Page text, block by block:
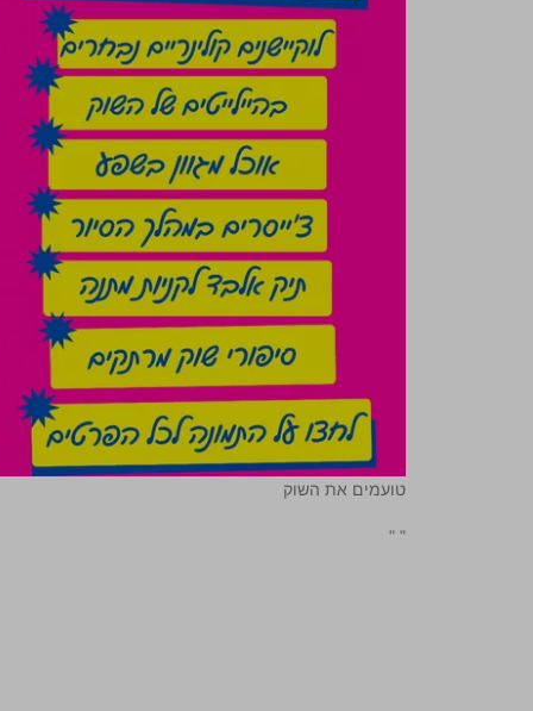
טועמים את השוק
"
"